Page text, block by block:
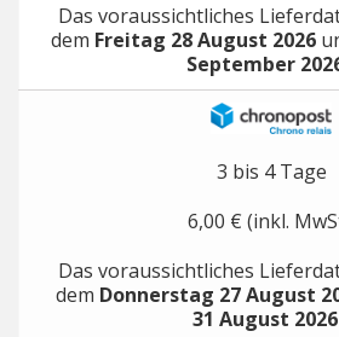
Das voraussichtliches
dem Freitag 28 August 2026
September
3 bis 4 Tage
6,00 € (inkl.
Das voraussichtliches
dem Donnerstag 27 August
31 August 2026